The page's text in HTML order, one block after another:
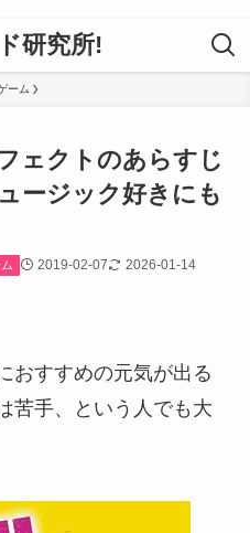
研究所!
ーム
ェクトのあらすじ
ージック好きにも
2019-02-07 2026-01-14
おすすめの元気が出る
苦手、という人でも大